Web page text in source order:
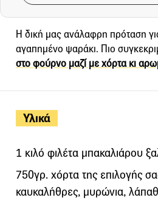
Υλικά
1 κιλό φιλέτα μπακαλιάρου
750γρ. χόρτα της επιλογής
καυκαλήθρες, μυρώνια,
Η δική μας ανάλαφρη πρόταση
αγαπημένο ψαράκι. Πιο
στο φούρνο μαζί με χόρτα κι